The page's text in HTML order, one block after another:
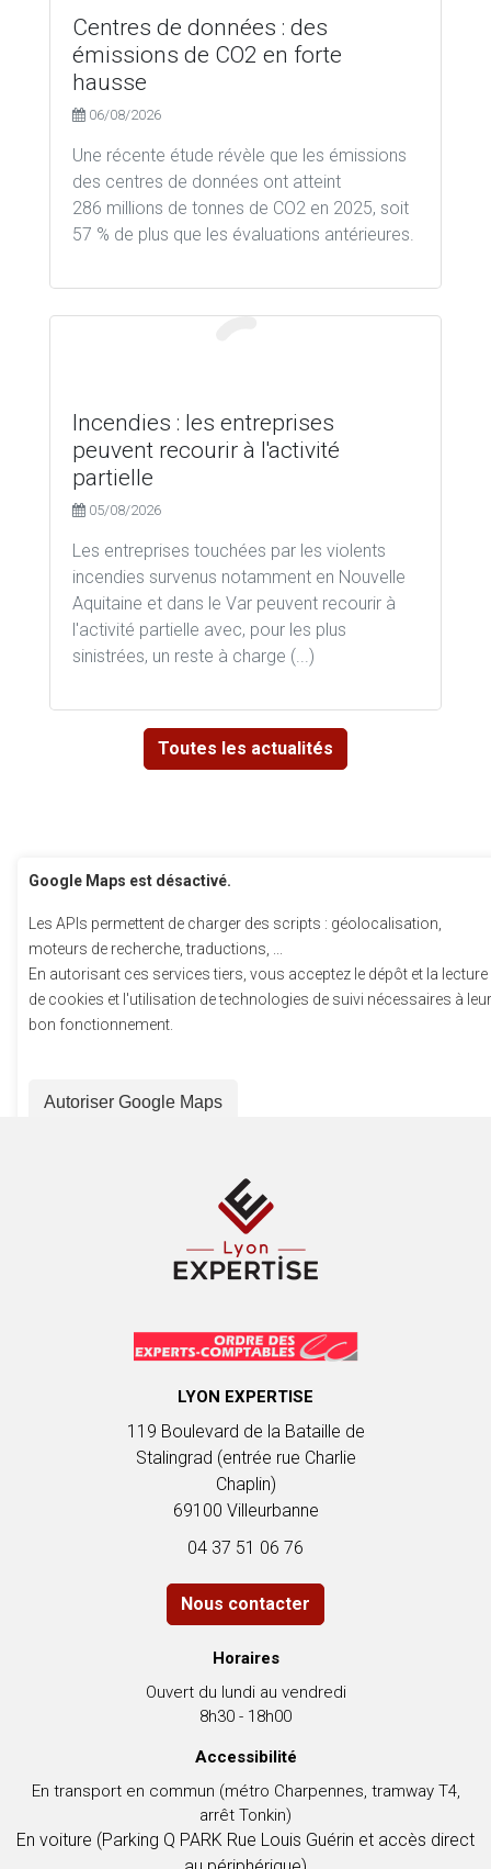
Centres de données : des
émissions de CO2 en forte
hausse
06/08/2026
Une récente étude révèle que les émissions
des centres de données ont atteint
286 millions de tonnes de CO2 en 2025, soit
57 % de plus que les évaluations antérieures.
Incendies : les entreprises
peuvent recourir à l'activité
partielle
05/08/2026
Les entreprises touchées par les violents
incendies survenus notamment en Nouvelle
Aquitaine et dans le Var peuvent recourir à
l'activité partielle avec, pour les plus
sinistrées, un reste à charge (...)
Toutes les actualités
Google Maps est désactivé.
Les APIs permettent de charger des scripts : géolocalisation,
moteurs de recherche, traductions, ...
En autorisant ces services tiers, vous acceptez le dépôt et la lecture
de cookies et l'utilisation de technologies de suivi nécessaires à leur
bon fonctionnement.
Autoriser Google Maps
Google Maps est désactivé.
Les APIs permettent de charger des scripts : géolocalisation,
moteurs de recherche, traductions, ...
de cookies et l'utilisation de technologies de suivi nécessaires à leur
bon fonctionnement.
Autoriser Google Maps
LYON EXPERTISE
119 Boulevard de la Bataille de
Stalingrad (entrée rue Charlie
Chaplin)
69100 Villeurbanne
04 37 51 06 76
Nous contacter
Horaires
Ouvert du lundi au vendredi
8h30 - 18h00
Accessibilité
En transport en commun (métro Charpennes, tramway T4,
arrêt Tonkin)
En voiture (Parking Q PARK Rue Louis Guérin et accès direct